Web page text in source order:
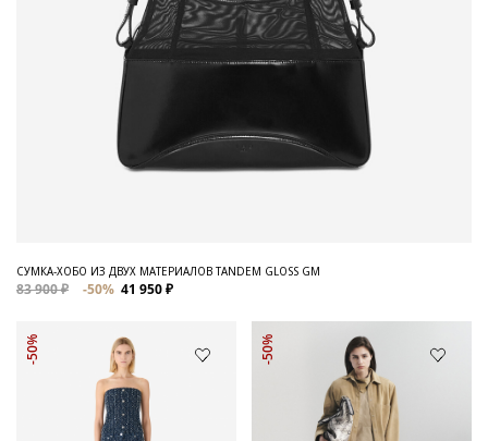
СУМКА-ХОБО ИЗ ДВУХ МАТЕРИАЛОВ TANDEM GLOSS GM
83 900 ₽ -50% 41 950 ₽
-50% -50%